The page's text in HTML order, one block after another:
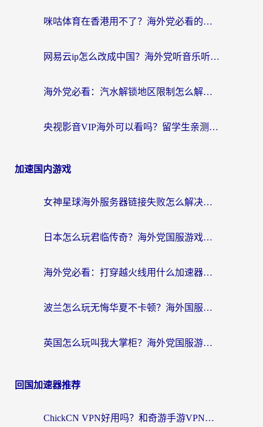
咪咕体育在香港用不了？海外党必看的回国加速器选择指南（附3个真实场景解决方案）
网易云ip怎么改成中国？海外党听音乐听书的无痛解决方案
海外党必看：汽水解锁地区限制怎么解除？3招解决国内影音&生活服务难题
央视影音VIP海外可以看吗？留学生亲测有效的回国加速器选择指南
加速国内游戏
女神星球海外服务器链接失败怎么解决？海外党国服游戏加速避坑指南
日本怎么玩君临传奇？海外党国服游戏加速避坑指南（附菲律宾欧洲玩家实测）
海外党必看：打穿越火线用什么加速器？解决延迟卡顿，还能玩奇妙拼图世界和第五人格
波兰怎么玩无悔华夏不卡顿？海外国服游戏加速器终极指南（附征途2萤火突击解决方案）
英国怎么玩叫我大掌柜？海外党国服游戏加速避坑指南（附实测推荐）
回国加速器推荐
ChickCN VPN好用吗？和奇游手游VPN对比哪个回国效果更好？海外党亲测实用指南